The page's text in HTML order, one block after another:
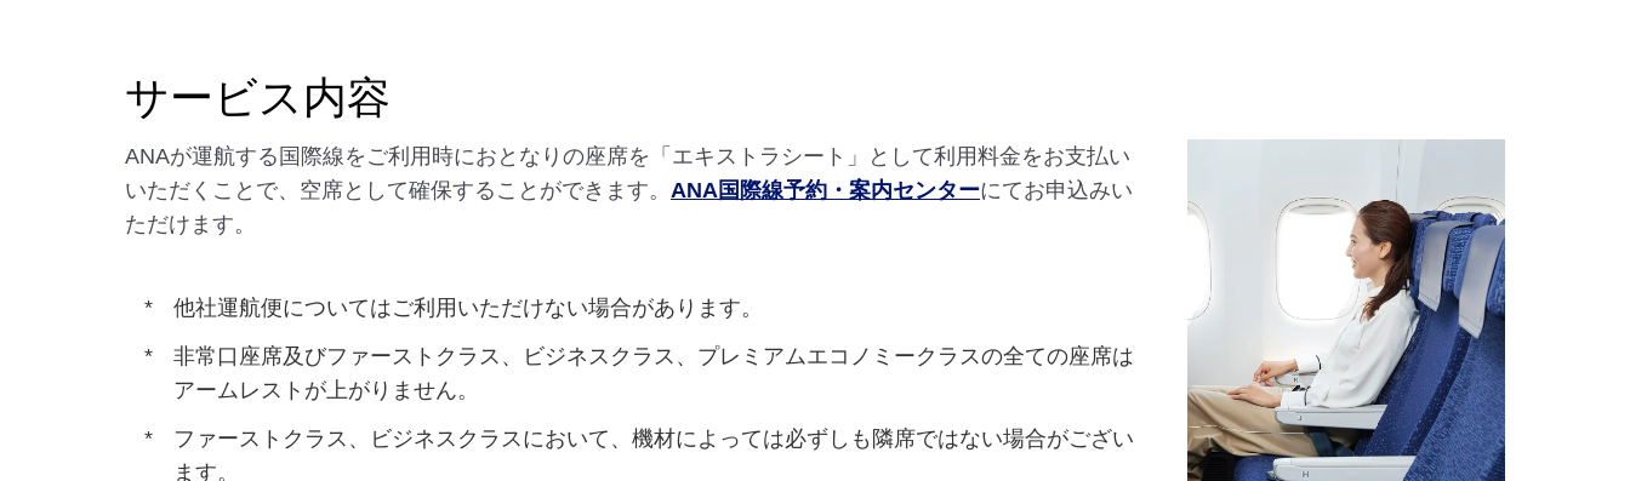
サービス内容
ANAが運航する国際線をご利用時におとなりの座席を「エキストラシート」として利用料金をお支払い
いただくことで、空席として確保することができます。 ANA国際線予約・案内センターにてお申込みい
ただけます。
他社運航便についてはご利用いただけない場合があります。
非常口座席及びファーストクラス、ビジネスクラス、プレミアムエコノミークラスの全ての座席は
アームレストが上がりません。
ファーストクラス、ビジネスクラスにおいて、機材によっては必ずしも隣席ではない場合がござい
ます。